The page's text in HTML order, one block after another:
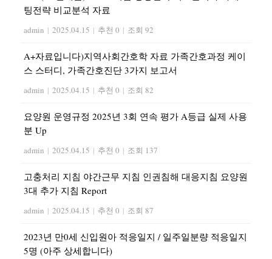
팅전략 비교분석 자료
admin | 2025.04.15 | 추천 0 | 조회 92
A+자료입니다)지역사회간호학 자료 가족간호과정 케이
스 스터디, 가족간호진단 3가지 보고서
admin | 2025.04.15 | 추천 0 | 조회 82
요양원 운영규정 2025년 3회 연속 평가 A등급 실제 사용
분 Up
admin | 2025.04.15 | 추천 0 | 조회 137
고충처리 지침 야간근무 지침 인권침해 대응지침 요양원
3대 추가 지침 Report
admin | 2025.04.15 | 추천 0 | 조회 87
2023년 만0세 신입원아 적응일지 / 일주일분량 적응일지
5명 (아주 상세합니다)